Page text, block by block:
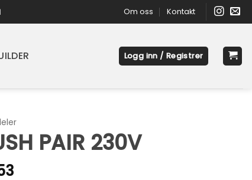
Om oss Kontakt
Logg inn / Registrer
PAIR 230V